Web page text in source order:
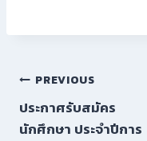
PREVIOUS
ประกาศรับสมัคร
นักศึกษา ประจำปีการ